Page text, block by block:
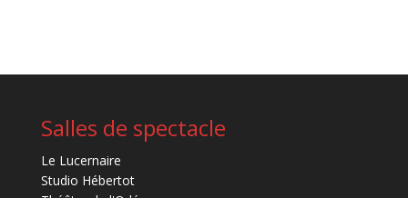
Salles de spectacle
Le Lucernaire
Studio Hébertot